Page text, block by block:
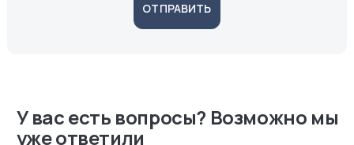
ОТПРАВИТЬ
У вас есть вопросы? Возможно мы
уже ответили